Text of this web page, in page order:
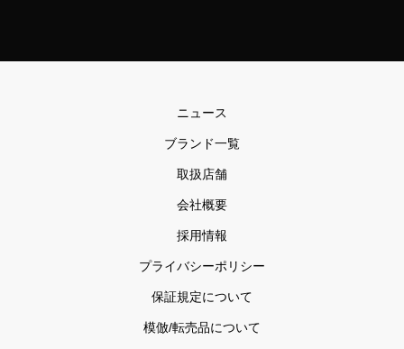
ニュース
ブランド一覧
取扱店舗
会社概要
採用情報
プライバシーポリシー
保証規定について
模倣/転売品について